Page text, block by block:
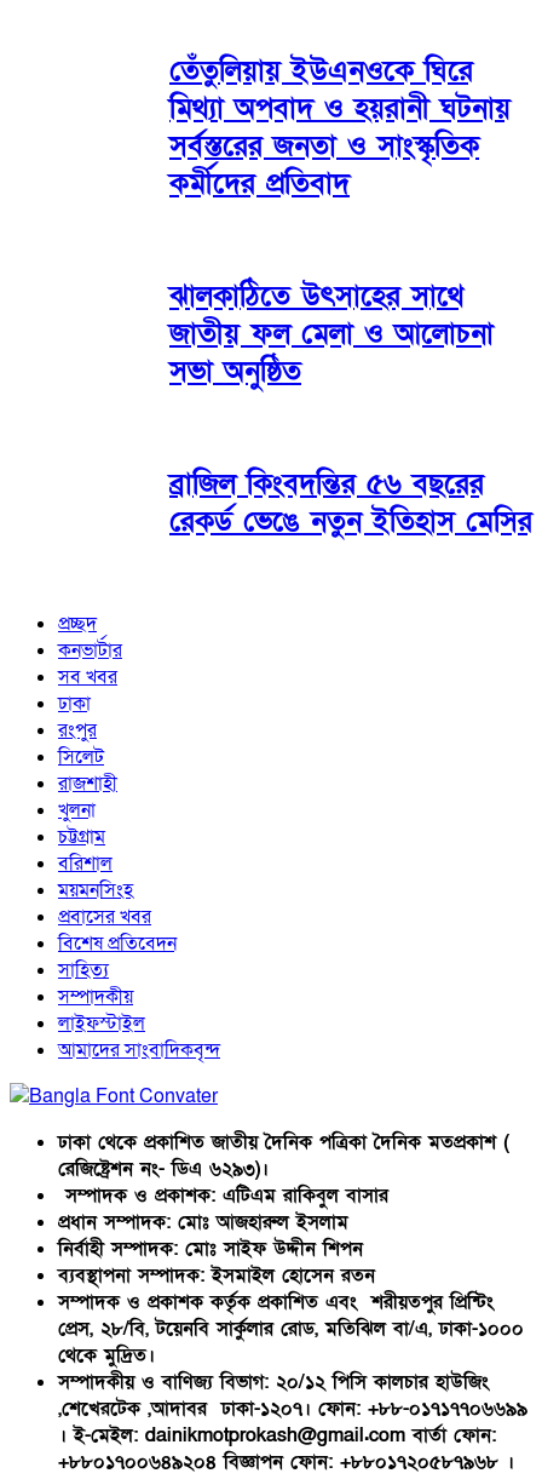
তেঁতুলিয়ায় ইউএনওকে ঘিরে
মিথ্যা অপবাদ ও হয়রানী ঘটনায়
সর্বস্তরের জনতা ও সাংস্কৃতিক
কর্মীদের প্রতিবাদ
ঝালকাঠিতে উৎসাহের সাথে
জাতীয় ফল মেলা ও আলোচনা
সভা অনুষ্ঠিত
ব্রাজিল কিংবদন্তির ৫৬ বছরের
রেকর্ড ভেঙে নতুন ইতিহাস মেসির
প্রচ্ছদ
কনভার্টার
সব খবর
ঢাকা
রংপুর
সিলেট
রাজশাহী
খুলনা
চট্টগ্রাম
বরিশাল
ময়মনসিংহ
প্রবাসের খবর
বিশেষ প্রতিবেদন
সাহিত্য
সম্পাদকীয়
লাইফস্টাইল
আমাদের সাংবাদিকবৃন্দ
ঢাকা থেকে প্রকাশিত জাতীয় দৈনিক পত্রিকা দৈনিক মতপ্রকাশ (
রেজিষ্ট্রেশন নং- ডিএ ৬২৯৩)।
সম্পাদক ও প্রকাশক: এটিএম রাকিবুল বাসার
প্রধান সম্পাদক: মোঃ আজহারুল ইসলাম
নির্বাহী সম্পাদক: মোঃ সাইফ উদ্দীন শিপন
ব্যবস্থাপনা সম্পাদক: ইসমাইল হোসেন রতন
সম্পাদক ও প্রকাশক কর্তৃক প্রকাশিত এবং শরীয়তপুর প্রিন্টিং
প্রেস, ২৮/বি, টয়েনবি সার্কুলার রোড, মতিঝিল বা/এ, ঢাকা-১০০০
থেকে মুদ্রিত।
সম্পাদকীয় ও বাণিজ্য বিভাগ: ২০/১২ পিসি কালচার হাউজিং
,শেখেরটেক ,আদাবর ঢাকা-১২০৭। ফোন: +৮৮-০১৭১৭৭০৬৬৯৯
। ই-মেইল: dainikmotprokash@gmail.com বার্তা ফোন:
+৮৮০১৭০০৬৪৯২০৪ বিজ্ঞাপন ফোন: +৮৮০১৭২০৫৮৭৯৬৮ ।